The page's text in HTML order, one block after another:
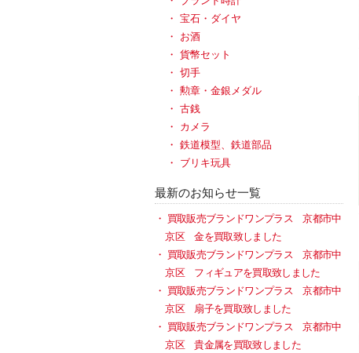
宝石・ダイヤ
お酒
貨幣セット
切手
勲章・金銀メダル
古銭
カメラ
鉄道模型、鉄道部品
ブリキ玩具
最新のお知らせ一覧
買取販売ブランドワンプラス 京都市中
京区 金を買取致しました
買取販売ブランドワンプラス 京都市中
京区 フィギュアを買取致しました
買取販売ブランドワンプラス 京都市中
京区 扇子を買取致しました
買取販売ブランドワンプラス 京都市中
京区 貴金属を買取致しました